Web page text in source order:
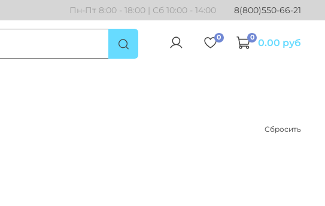
Пн-Пт 8:00 - 18:00 | Сб 10:00 - 14:00 8(800)550-66-21
0 0 0.00 руб
Сбросить